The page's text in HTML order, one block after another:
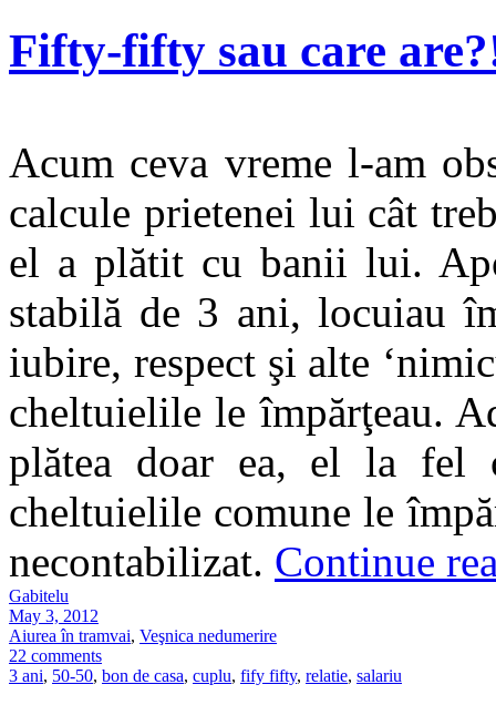
Fifty-fifty sau care
Acum ceva vreme l-am
calcule prietenei lui cât
el a plătit cu banii lui.
stabilă de 3 ani, locuiau
iubire, respect şi alte
cheltuielile le împărţeau.
plătea doar ea, el la fel
cheltuielile comune le
necontabilizat. Continue
Gabitelu
May 3, 2012
Aiurea în tramvai, Veşnica nedumerire
22 comments
3 ani, 50-50, bon de casa, cuplu, fify fifty, relatie, salariu